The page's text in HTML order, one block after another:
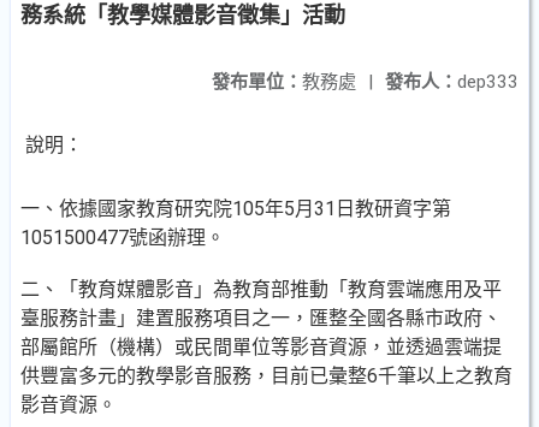
務系統「教學媒體影音徵集」活動
發布人： dep333
發布單位： 教務處 |
說明：
一、依據國家教育研究院105年5月31日教研資字第
1051500477號函辦理。
二、「教育媒體影音」為教育部推動「教育雲端應用及平
臺服務計畫」建置服務項目之一，匯整全國各縣市政府、
部屬館所（機構）或民間單位等影音資源，並透過雲端提
供豐富多元的教學影音服務，目前已彙整6千筆以上之教育
影音資源。